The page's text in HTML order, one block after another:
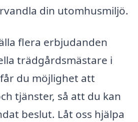
din utomhusmiljö.
flera erbjudanden
trädgårdsmästare i
du möjlighet att
tjänster, så att du kan
beslut. Låt oss hjälpa